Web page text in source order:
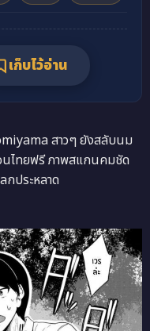
เก็บไว้อ่าน
สาวๆ ยังสลับนม
ไทยฟรี ภาพสแกนคมชัด
ประหลาด